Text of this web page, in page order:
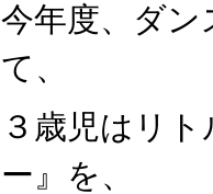
今年度、ダン
て、
３歳児は リ
ー』を、